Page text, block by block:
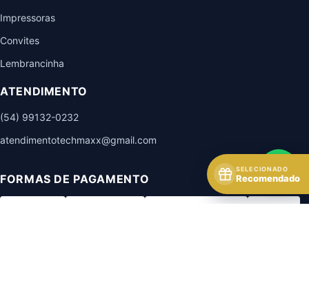
Impressoras
Convites
Lembrancinha
ATENDIMENTO
(54) 99132-0232
atendimentotechmaxx@gmail.com
FORMAS DE PAGAMENTO
SELECIONADO
Recomendado